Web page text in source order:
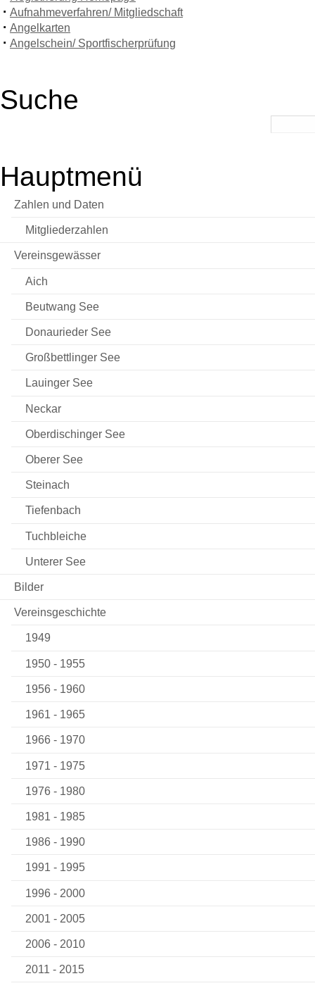
· Aufnahmeverfahren/ Mitgliedschaft
· Angelkarten
· Angelschein/ Sportfischerprüfung
Suche
Hauptmenü
Zahlen und Daten
Mitgliederzahlen
Vereinsgewässer
Aich
Beutwang See
Donaurieder See
Großbettlinger See
Lauinger See
Neckar
Oberdischinger See
Oberer See
Steinach
Tiefenbach
Tuchbleiche
Unterer See
Bilder
Vereinsgeschichte
1949
1950 - 1955
1956 - 1960
1961 - 1965
1966 - 1970
1971 - 1975
1976 - 1980
1981 - 1985
1986 - 1990
1991 - 1995
1996 - 2000
2001 - 2005
2006 - 2010
2011 - 2015